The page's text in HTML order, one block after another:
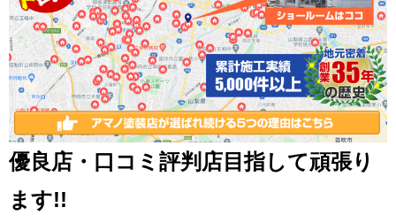
優良店・口コミ評判店目指して頑張り
ます!!